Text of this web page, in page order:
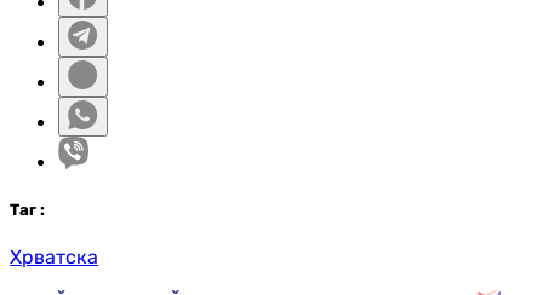
Таг :
Хрватска